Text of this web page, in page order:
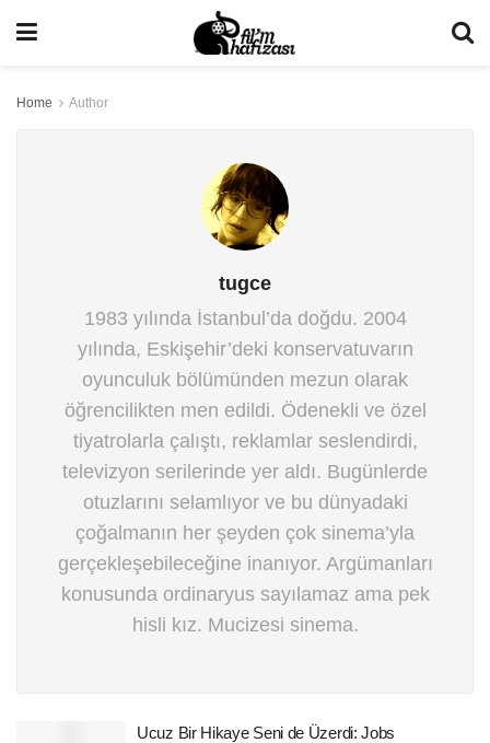
Home Author
tugce
1983 yılında İstanbul’da doğdu. 2004
yılında, Eskişehir’deki konservatuvarın
oyunculuk bölümünden mezun olarak
öğrencilikten men edildi. Ödenekli ve özel
tiyatrolarla çalıştı, reklamlar seslendirdi,
televizyon serilerinde yer aldı. Bugünlerde
otuzlarını selamlıyor ve bu dünyadaki
çoğalmanın her şeyden çok sinema’yla
gerçekleşebileceğine inanıyor. Argümanları
konusunda ordinaryus sayılamaz ama pek
hisli kız. Mucizesi sinema.
Ucuz Bir Hikaye Seni de Üzerdi: Jobs